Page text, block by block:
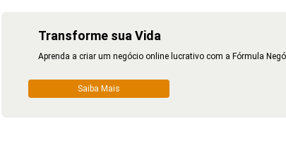
Transforme sua Vida
Aprenda a criar um negócio online lucrativo com a Fórmula
Saiba Mais